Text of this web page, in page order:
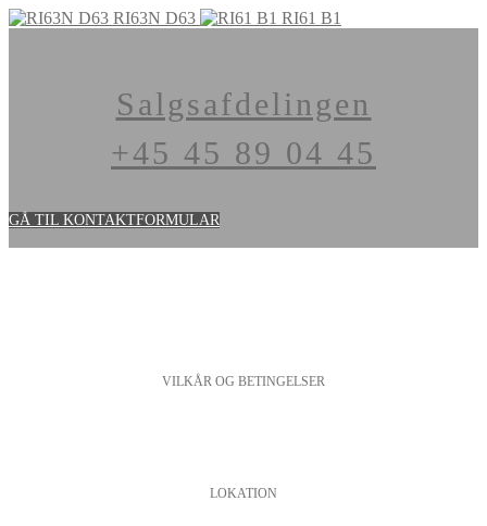
RI63N D63
RI61 B1
Salgsafdelingen
+45 45 89 04 45
GÅ TIL KONTAKTFORMULAR
VILKÅR OG BETINGELSER
LOKATION